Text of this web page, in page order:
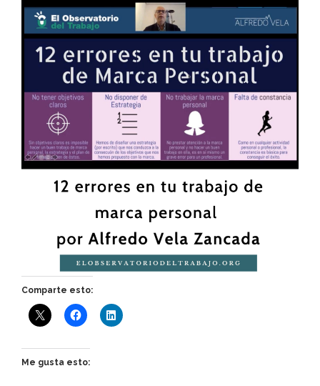
Comparte esto:
Me gusta esto: